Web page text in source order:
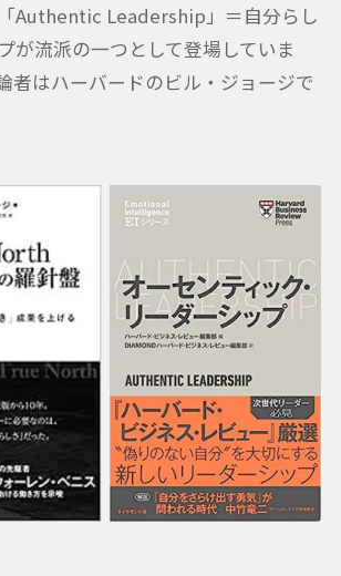
Authentic Leadership」＝自分らし
が流派の一つとして登場していま
者はハーバードのビル・ジョージで